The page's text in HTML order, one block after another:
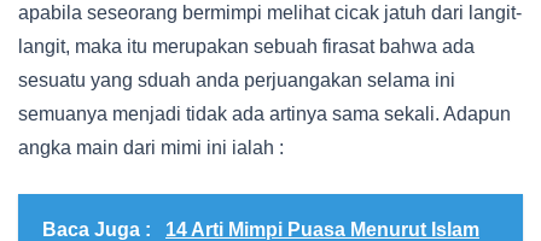
apabila seseorang bermimpi melihat cicak jatuh dari langit-
langit, maka itu merupakan sebuah firasat bahwa ada
sesuatu yang sduah anda perjuangakan selama ini
semuanya menjadi tidak ada artinya sama sekali. Adapun
angka main dari mimi ini ialah :
Baca Juga :
14 Arti Mimpi Puasa Menurut Islam